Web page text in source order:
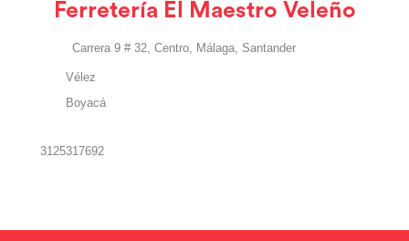
Ferretería El Maestro Veleño
Carrera 9 # 32, Centro, Málaga, Santander
Vélez
Boyacá
3125317692